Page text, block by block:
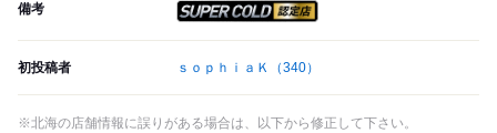
備考
初投稿者 ｓｏｐｈｉａＫ （340）
※北海の店舗情報に誤りがある場合は、以下から修正して下さい。